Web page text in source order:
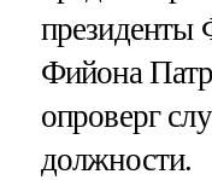
президенты
Фийона
опроверг
должности.